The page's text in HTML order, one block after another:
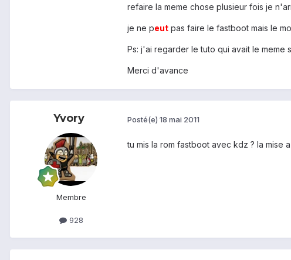
refaire la meme chose plusieur fois je
je ne peut pas faire le fastboot mais le
Ps: j'ai regarder le tuto qui avait le meme
Merci d'avance
Yvory
Membre
928
Posté(e) 18 mai 2011
tu mis la rom fastboot avec kdz ? la mise